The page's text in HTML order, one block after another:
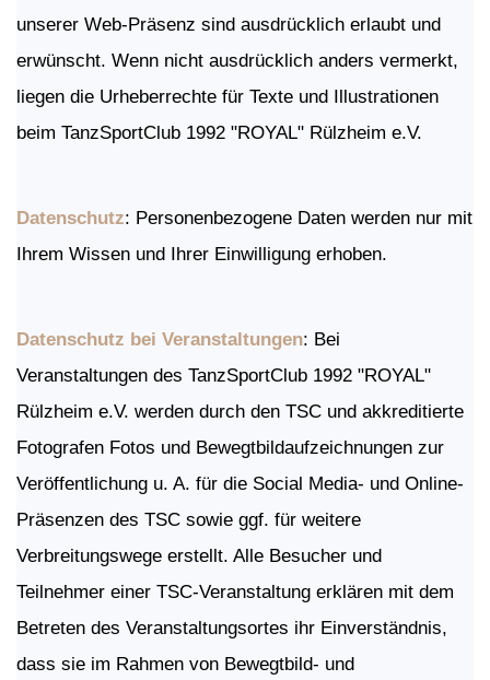
unserer Web-Präsenz sind ausdrücklich erlaubt und
erwünscht. Wenn nicht ausdrücklich anders vermerkt,
liegen die Urheberrechte für Texte und Illustrationen
beim TanzSportClub 1992 "ROYAL" Rülzheim e.V.
Datenschutz: Personen­bezogene Daten werden nur mit
Ihrem Wissen und Ihrer Einwilligung erhoben.
Datenschutz bei Veranstaltungen: Bei
Veranstaltungen des TanzSportClub 1992 "ROYAL"
Rülzheim e.V. werden durch den TSC und akkreditierte
Fotografen Fotos und Bewegtbildaufzeichnungen zur
Veröffentlichung u. A. für die Social Media- und Online-
Präsenzen des TSC sowie ggf. für weitere
Verbreitungswege erstellt. Alle Besucher und
Teilnehmer einer TSC-Veranstaltung erklären mit dem
Betreten des Veranstaltungsortes ihr Einverständnis,
dass sie im Rahmen von Bewegtbild- und